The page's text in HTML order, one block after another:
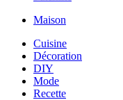
Maison
Cuisine
Décoration
DIY
Mode
Recette